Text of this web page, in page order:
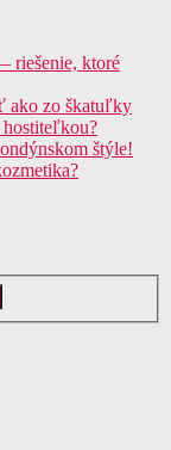
riešenie, ktoré
ako zo škatuľky
štýle!